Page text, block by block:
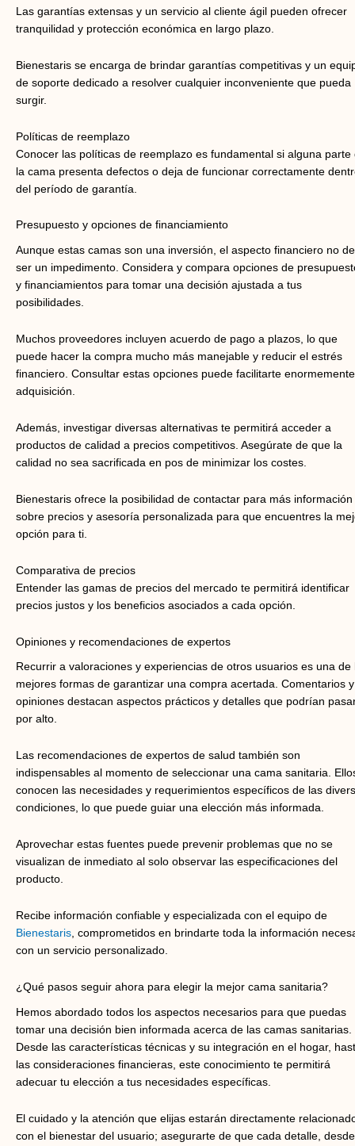
Las garantías extensas y un servicio al cliente ágil pueden ofrecer
tranquilidad y protección económica en largo plazo.
Bienestaris se encarga de brindar garantías competitivas y un
de soporte dedicado a resolver cualquier inconveniente que pueda
surgir.
Políticas de reemplazo
Conocer las políticas de reemplazo es fundamental si alguna parte
la cama presenta defectos o deja de funcionar correctamente
del período de garantía.
Presupuesto y opciones de financiamiento
Aunque estas camas son una inversión, el aspecto financiero no
ser un impedimento. Considera y compara opciones de
y financiamientos para tomar una decisión ajustada a tus
posibilidades.
Muchos proveedores incluyen acuerdo de pago a plazos, lo que
puede hacer la compra mucho más manejable y reducir el estrés
financiero. Consultar estas opciones puede facilitarte
adquisición.
Además, investigar diversas alternativas te permitirá acceder a
productos de calidad a precios competitivos. Asegúrate de que la
calidad no sea sacrificada en pos de minimizar los costes.
Bienestaris ofrece la posibilidad de contactar para más información
sobre precios y asesoría personalizada para que encuentres la
opción para ti.
Comparativa de precios
Entender las gamas de precios del mercado te permitirá identificar
precios justos y los beneficios asociados a cada opción.
Opiniones y recomendaciones de expertos
Recurrir a valoraciones y experiencias de otros usuarios es una de
mejores formas de garantizar una compra acertada. Comentarios y
opiniones destacan aspectos prácticos y detalles que podrían
por alto.
Las recomendaciones de expertos de salud también son
indispensables al momento de seleccionar una cama sanitaria.
conocen las necesidades y requerimientos específicos de las
condiciones, lo que puede guiar una elección más informada.
Aprovechar estas fuentes puede prevenir problemas que no se
visualizan de inmediato al solo observar las especificaciones del
producto.
Recibe información confiable y especializada con el equipo de
Bienestaris, comprometidos en brindarte toda la información
con un servicio personalizado.
¿Qué pasos seguir ahora para elegir la mejor cama sanitaria?
Hemos abordado todos los aspectos necesarios para que puedas
tomar una decisión bien informada acerca de las camas sanitarias.
Desde las características técnicas y su integración en el hogar,
las consideraciones financieras, este conocimiento te permitirá
adecuar tu elección a tus necesidades específicas.
El cuidado y la atención que elijas estarán directamente
con el bienestar del usuario; asegurarte de que cada detalle,